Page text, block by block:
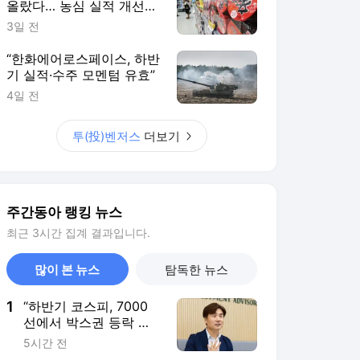
올랐다… 농심 실적 개선
기대감
3일 전
“한화에어로스페이스, 하반
기 실적·수주 모멘텀 유효”
4일 전
투(投)벤저스 더보기
주간동아 랭킹 뉴스
최근 3시간 집계 결과입니다.
많이 본 뉴스 탐독한 뉴스
1
“하반기 코스피, 7000
선에서 박스권 등락 전
망… 반도체는 공급 증
5시간 전